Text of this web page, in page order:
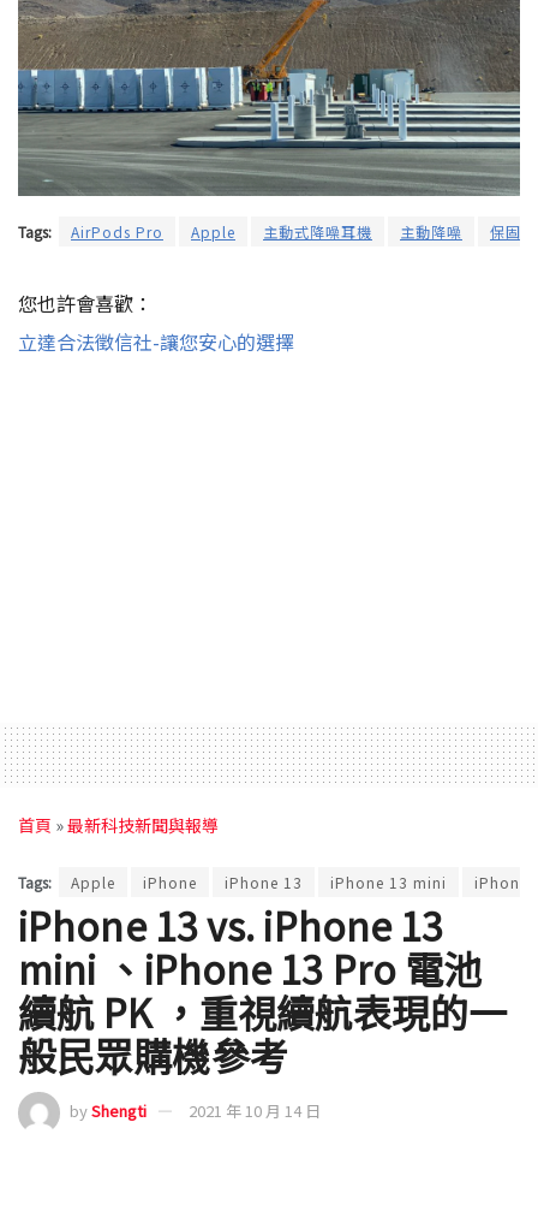
Tags: AirPods Pro Apple 主動式降噪耳機 主動降噪 保固
您也許會喜歡：
立達合法徵信社-讓您安心的選擇
首頁 »最新科技新聞與報導
Tags: Apple iPhone iPhone 13 iPhone 13 mini iPhone
iPhone 13 vs. iPhone 13
mini 、iPhone 13 Pro 電池
續航 PK ，重視續航表現的一
般民眾購機參考
byShengti 2021 年 10 月 14 日